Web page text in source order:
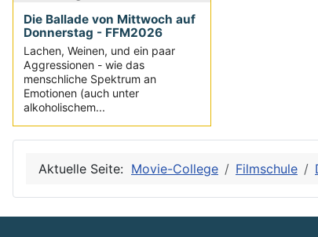
Die Ballade von Mittwoch auf
Donnerstag - FFM2026
Lachen, Weinen, und ein paar
Aggressionen - wie das
menschliche Spektrum an
Emotionen (auch unter
alkoholischem...
Aktuelle Seite: Movie-College Filmschule